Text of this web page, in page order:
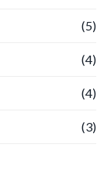
(5)
(4)
(4)
(3)